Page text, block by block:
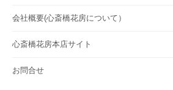
会社概要(心斎橋花房について）
心斎橋花房本店サイト
お問合せ